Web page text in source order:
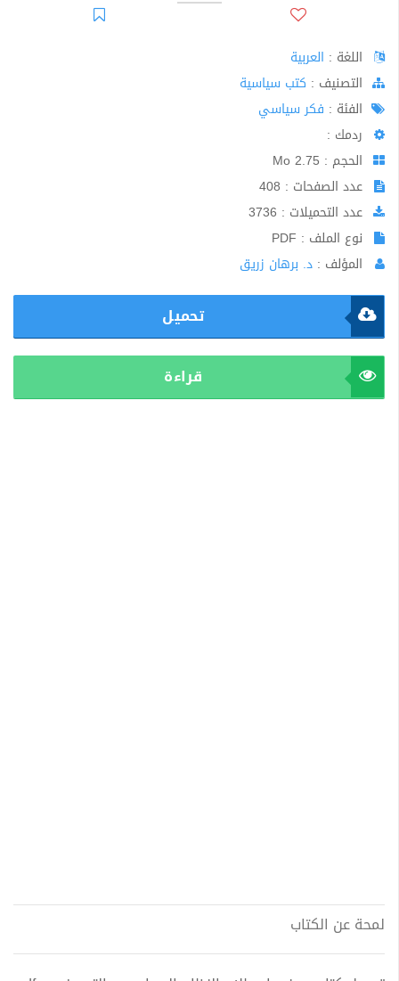
اللغة : العربية
اﻟﺘﺼﻨﻴﻒ : كتب سياسية
الفئة : فكر سياسي
ردمك :
الحجم : 2.75 Mo
عدد الصفحات : 408
عدد التحميلات : 3736
نوع الملف : PDF
المؤلف : د. برهان زريق
تحميل
قراءة
لمحة عن الكتاب